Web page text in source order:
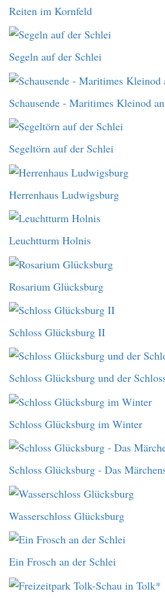
Reiten im Kornfeld
Segeln auf der Schlei
Schausende - Maritimes Kleinod
Segeltörn auf der Schlei
Herrenhaus Ludwigsburg
Leuchtturm Holnis
Rosarium Glücksburg
Schloss Glücksburg II
Schloss Glücksburg und der
Schloss Glücksburg im Winter
Schloss Glücksburg - Das
Wasserschloss Glücksburg
Ein Frosch an der Schlei